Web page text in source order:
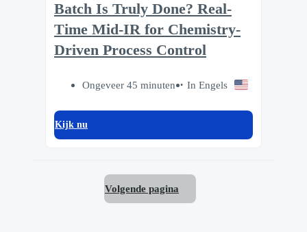
Batch Is Truly Done? Real-
Time Mid-IR for Chemistry-
Driven Process Control
Ongeveer 45 minuten In Engels
Kijk nu
Volgende pagina